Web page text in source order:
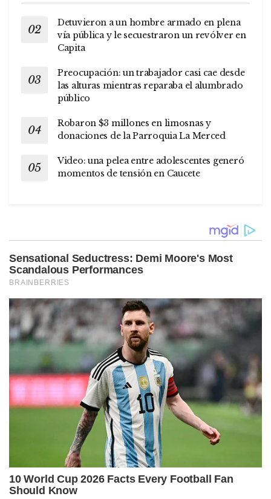
Detuvieron a un hombre armado en plena
vía pública y le secuestraron un revólver en
Capita
Preocupación: un trabajador casi cae desde
las alturas mientras reparaba el alumbrado
público
Robaron $3 millones en limosnas y
donaciones de la Parroquia La Merced
Video: una pelea entre adolescentes generó
momentos de tensión en Caucete